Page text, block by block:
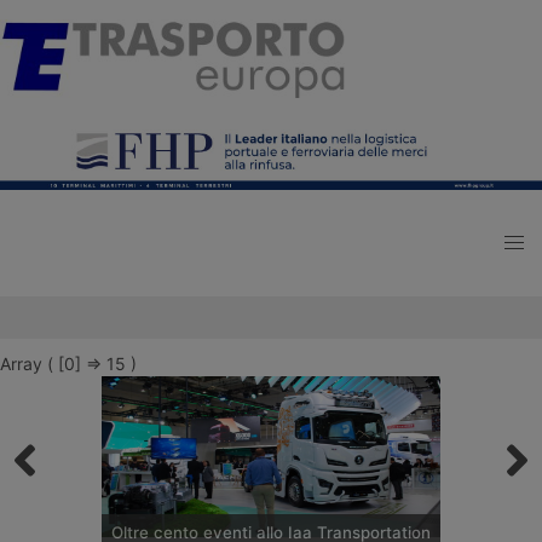
Array ( [0] => 15 )
Oltre cento eventi allo Iaa Transportation